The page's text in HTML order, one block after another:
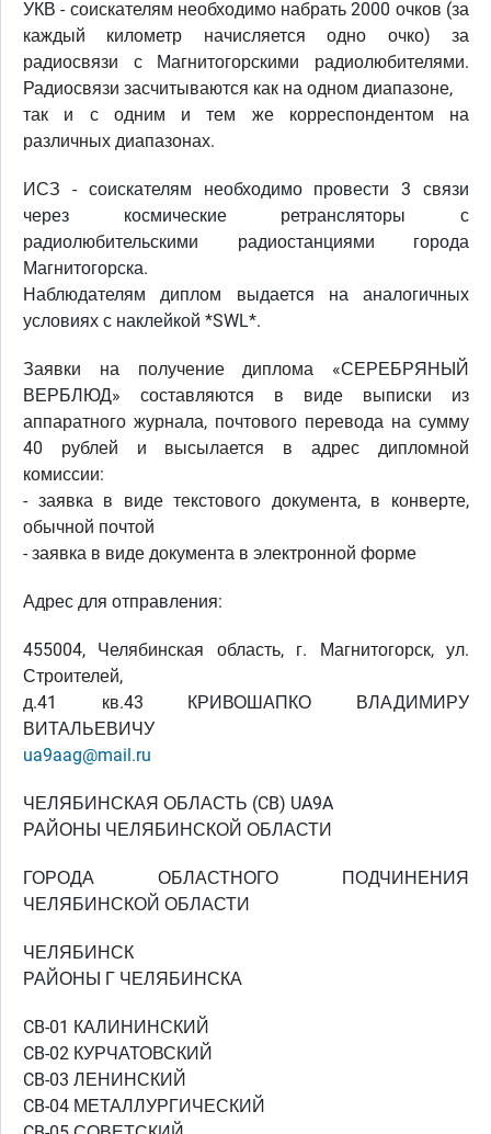
УКВ - соискателям необходимо набрать 2000 очков (за
каждый километр начисляется одно очко) за
радиосвязи с Магнитогорскими радиолюбителями.
Радиосвязи засчитываются как на одном диапазоне,
так и с одним и тем же корреспондентом на
различных диапазонах.
ИСЗ - соискателям необходимо провести 3 связи
через космические ретрансляторы с
радиолюбительскими радиостанциями города
Магнитогорска.
Наблюдателям диплом выдается на аналогичных
условиях с наклейкой *SWL*.
Заявки на получение диплома «СЕРЕБРЯНЫЙ
ВЕРБЛЮД» составляются в виде выписки из
аппаратного журнала, почтового перевода на сумму
40 рублей и высылается в адрес дипломной
комиссии:
- заявка в виде текстового документа, в конверте,
обычной почтой
- заявка в виде документа в электронной форме
Адрес для отправления:
455004, Челябинская область, г. Магнитогорск, ул.
Строителей,
д.41 кв.43 КРИВОШАПКО ВЛАДИМИРУ
ВИТАЛЬЕВИЧУ
ua9aag@mail.ru
ЧЕЛЯБИНСКАЯ ОБЛАСТЬ (CB) UA9A
РАЙОНЫ ЧЕЛЯБИНСКОЙ ОБЛАСТИ
ГОРОДА ОБЛАСТНОГО ПОДЧИНЕНИЯ
ЧЕЛЯБИНСКОЙ ОБЛАСТИ
ЧЕЛЯБИНСК
РАЙОНЫ Г ЧЕЛЯБИНСКА
CB-01 КАЛИНИНСКИЙ
CB-02 КУРЧАТОВСКИЙ
CB-03 ЛЕНИНСКИЙ
CB-04 МЕТАЛЛУРГИЧЕСКИЙ